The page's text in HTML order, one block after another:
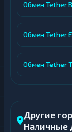
Обмен Tether
Обмен Tether
Обмен Tether
Другие
Наличные